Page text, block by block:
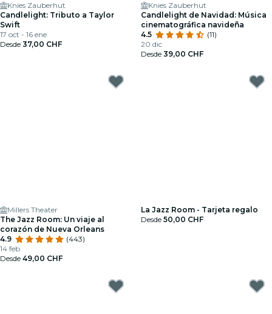
Knies Zauberhut
Candlelight: Tributo a Taylor
Swift
17 oct - 16 ene
Desde 37,00 CHF
Knies Zauberhut
Candlelight de Navidad: Música
cinematográfica navideña
4.5
(11)
20 dic
Desde 39,00 CHF
Millers Theater
The Jazz Room: Un viaje al
corazón de Nueva Orleans
4.9
(443)
14 feb
Desde 49,00 CHF
La Jazz Room - Tarjeta regalo
Desde 50,00 CHF